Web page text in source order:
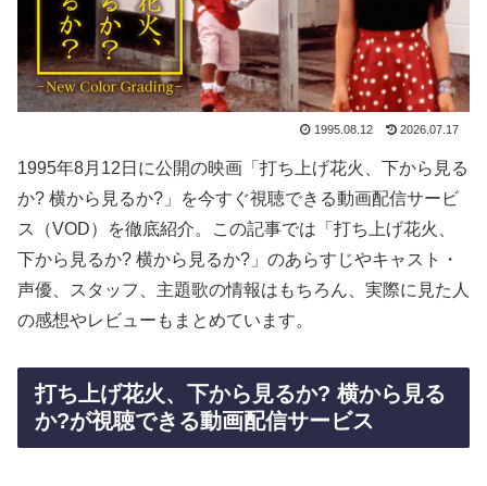
1995.08.12 2026.07.17
1995年8月12日に公開の映画「打ち上げ花火、下から見る
か? 横から見るか?」を今すぐ視聴できる動画配信サービ
ス（VOD）を徹底紹介。この記事では「打ち上げ花火、
下から見るか? 横から見るか?」のあらすじやキャスト・
声優、スタッフ、主題歌の情報はもちろん、実際に見た人
の感想やレビューもまとめています。
打ち上げ花火、下から見るか? 横から見る
か?が視聴できる動画配信サービス